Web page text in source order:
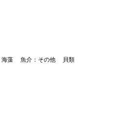
海藻 魚介：その他 貝類